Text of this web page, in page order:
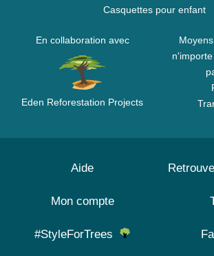
Casquettes pour enfant
En collaboration avec
Eden Reforestation Projects
Aide
Mon compte
#StyleForTrees